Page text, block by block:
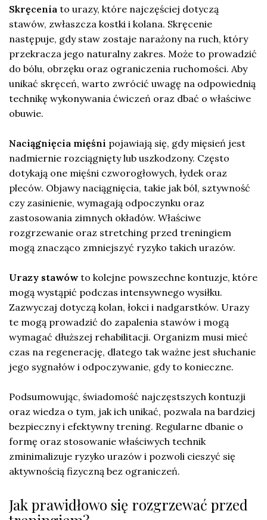
Skręcenia to urazy, które najczęściej dotyczą
stawów, zwłaszcza kostki i kolana. Skręcenie
następuje, gdy staw zostaje narażony na ruch, który
przekracza jego naturalny zakres. Może to prowadzić
do bólu, obrzęku oraz ograniczenia ruchomości. Aby
unikać skręceń, warto zwrócić uwagę na odpowiednią
technikę wykonywania ćwiczeń oraz dbać o właściwe
obuwie.
Naciągnięcia mięśni pojawiają się, gdy mięsień jest
nadmiernie rozciągnięty lub uszkodzony. Często
dotykają one mięśni czworogłowych, łydek oraz
pleców. Objawy naciągnięcia, takie jak ból, sztywność
czy zasinienie, wymagają odpoczynku oraz
zastosowania zimnych okładów. Właściwe
rozgrzewanie oraz stretching przed treningiem
mogą znacząco zmniejszyć ryzyko takich urazów.
Urazy stawów to kolejne powszechne kontuzje, które
mogą wystąpić podczas intensywnego wysiłku.
Zazwyczaj dotyczą kolan, łokci i nadgarstków. Urazy
te mogą prowadzić do zapalenia stawów i mogą
wymagać dłuższej rehabilitacji. Organizm musi mieć
czas na regenerację, dlatego tak ważne jest słuchanie
jego sygnałów i odpoczywanie, gdy to konieczne.
Podsumowując, świadomość najczęstszych kontuzji
oraz wiedza o tym, jak ich unikać, pozwala na bardziej
bezpieczny i efektywny trening. Regularne dbanie o
formę oraz stosowanie właściwych technik
zminimalizuje ryzyko urazów i pozwoli cieszyć się
aktywnością fizyczną bez ograniczeń.
Jak prawidłowo się rozgrzewać przed